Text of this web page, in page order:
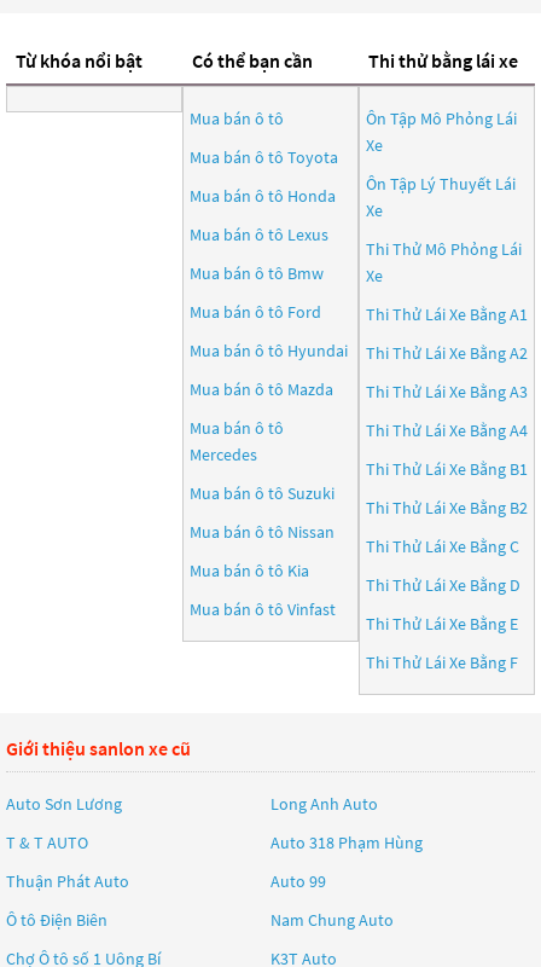
Từ khóa nổi bật Có thể bạn cần
Mua bán ô tô
Mua bán ô tô Toyota
Mua bán ô tô Honda
Mua bán ô tô Lexus
Mua bán ô tô Bmw
Mua bán ô tô Ford
Mua bán ô tô Hyundai
Mua bán ô tô Mazda
Mua bán ô tô
Mercedes
Mua bán ô tô Suzuki
Mua bán ô tô Nissan
Mua bán ô tô Kia
Mua bán ô tô Vinfast
Thi thử bằng lái xe
Ôn Tập Mô Phỏng Lái
Xe
Ôn Tập Lý Thuyết Lái
Xe
Thi Thử Mô Phỏng Lái
Xe
Thi Thử Lái Xe Bằng A1
Thi Thử Lái Xe Bằng A2
Thi Thử Lái Xe Bằng A3
Thi Thử Lái Xe Bằng A4
Thi Thử Lái Xe Bằng B1
Thi Thử Lái Xe Bằng B2
Thi Thử Lái Xe Bằng C
Thi Thử Lái Xe Bằng D
Thi Thử Lái Xe Bằng E
Thi Thử Lái Xe Bằng F
Giới thiệu sanlon xe cũ
Auto Sơn Lương
Long Anh Auto
T & T AUTO
Auto 318 Phạm Hùng
Thuận Phát Auto
Auto 99
Ô tô Điện Biên
Nam Chung Auto
Chợ Ô tô số 1 Uông Bí
K3T Auto